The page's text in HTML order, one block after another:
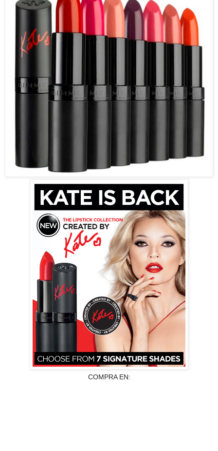
COMPRA EN: